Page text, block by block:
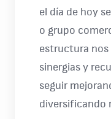
el día de hoy
o grupo
estructura
sinergias y
seguir
diversificando